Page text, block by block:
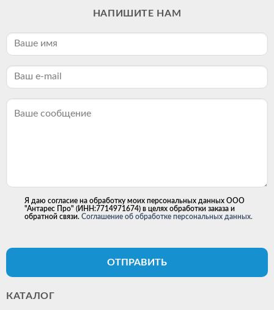
НАПИШИТЕ НАМ
Я даю согласие на обработку моих персональных данных ООО
"Антарес Про" (ИНН:7714971674) в целях обработки заказа и
обратной связи. Соглашение об обработке персональных данных.
ОТПРАВИТЬ
КАТАЛОГ